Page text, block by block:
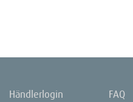
Händlerlogin FAQ